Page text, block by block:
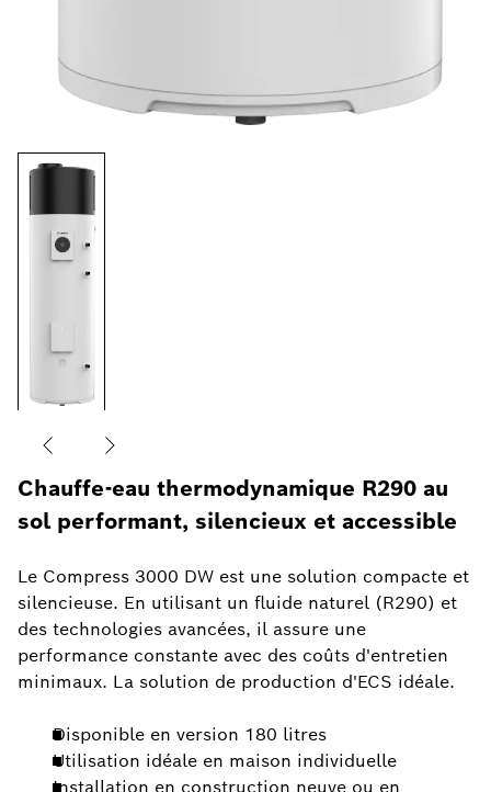
Chauffe-eau thermodynamique R290 au
sol performant, silencieux et accessible
Le Compress 3000 DW est une solution compacte et
silencieuse. En utilisant un fluide naturel (R290) et
des technologies avancées, il assure une
performance constante avec des coûts d'entretien
minimaux. La solution de production d'ECS idéale.
Disponible en version 180 litres
Utilisation idéale en maison individuelle
Installation en construction neuve ou en